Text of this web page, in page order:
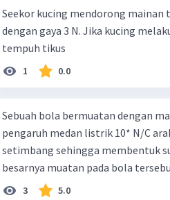
W_2Wtotal​=W1​+W2​.
Seekor kucing mendorong mainan
dengan gaya 3 N. Jika kucing
tempuh tikus
1 0.0
Sebuah bola bermuatan dengan
pengaruh medan listrik 10* N/C
setimbang sehingga membentuk
besarnya muatan pada bola
3 5.0